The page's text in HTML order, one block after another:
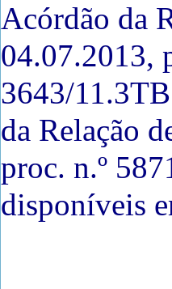
Acórdão da
04.07.2013,
3643/
da Relação
proc. n.º
disponíveis